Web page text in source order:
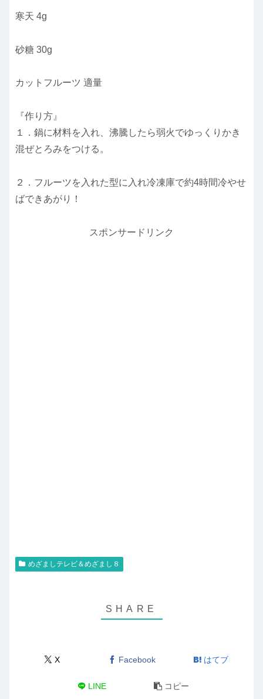
寒天 4g
砂糖 30g
カットフルーツ 適量
『作り方』
１．鍋に材料を入れ、沸騰したら弱火でゆっくりかき
混ぜとろみをつける。
２．フルーツを入れた型に入れ冷凍庫で約4時間冷やせ
ばできあがり！
スポンサードリンク
めざましテレビ＆めざまし８
X Facebook はてブ
LINE コピー